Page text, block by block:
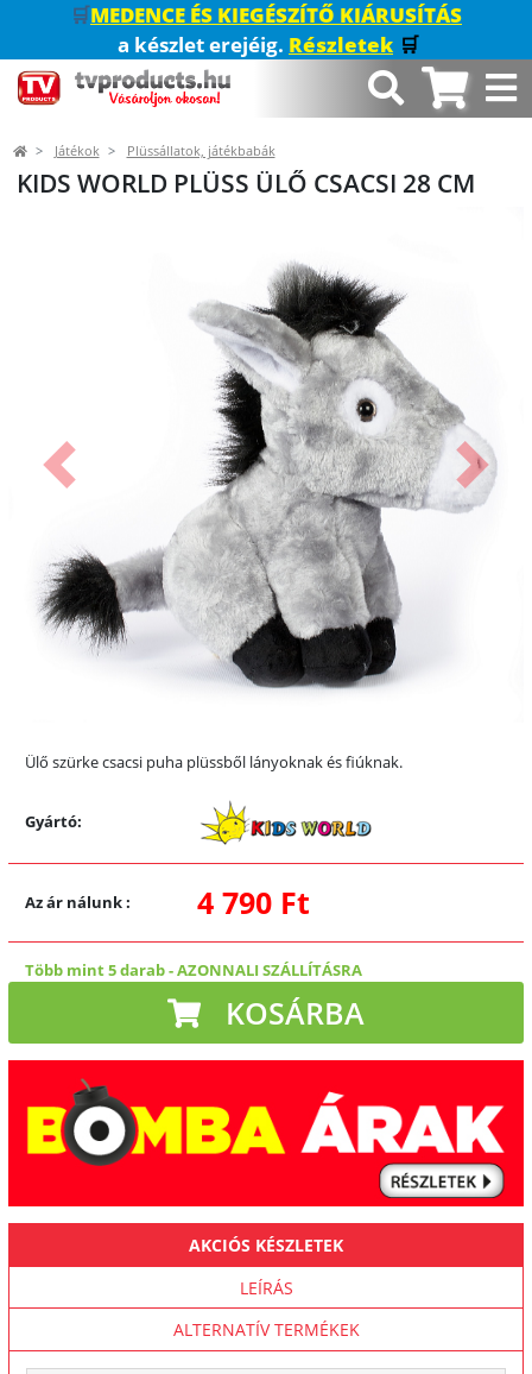
🛒MEDENCE ÉS KIEGÉSZÍTŐ KIÁRUSÍTÁS
a készlet erejéig. Részletek 🛒
Játékok Plüssállatok, játékbabák
KIDS WORLD PLÜSS ÜLŐ CSACSI 28 CM
Előző
Ülő szürke csacsi puha plüssből lányoknak és fiúknak.
Gyártó:
Az ár nálunk: 4 790 Ft
Több mint 5 darab-AZONNALI SZÁLLÍTÁSRA
KOSÁRBA
AKCIÓS KÉSZLETEK
LEÍRÁS
ALTERNATÍV TERMÉKEK